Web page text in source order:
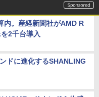
内。産経新聞社がAMD R
2千台導入
ドに進化するSHANLING